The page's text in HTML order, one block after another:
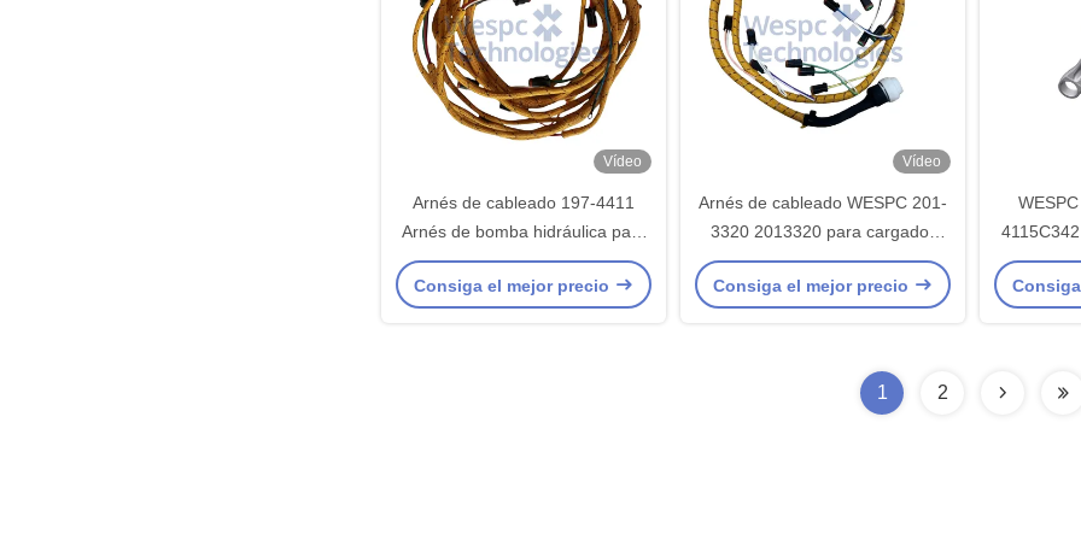
Vídeo
Arnés de cableado 197-4411
Arnés de bomba hidráulica para
excavadora 330C
Consiga el mejor precio
Vídeo
Arnés de cableado WESPC 201-
3320 2013320 para cargador
CAT E938G
Consiga el mejor precio
1 2